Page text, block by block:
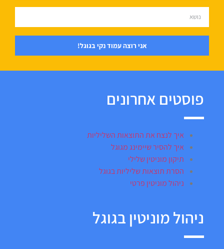
אני רוצה עמוד נקי בגוגל!
פוסטים אחרונים
איך לנצח את התוצאות השליליות
איך להסיר שיימינג מגוגל
תיקון מוניטין שלילי
הסרת תוצאות שליליות בגוגל
ניהול מוניטין פרטי
ניהול מוניטין בגוגל